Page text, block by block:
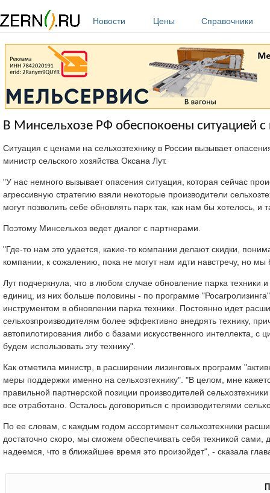
Новости
Цены Справочники
В Минсельхозе РФ обеспокоены ситуацией с
Ситуация с ценами на сельхозтехнику в России вызывает
министр сельского хозяйства Оксана Лут.
"У нас немного вызывает опасения ситуация, которая сейчас
агрессивную стратегию взяли некоторые производители
могут позволить себе обновлять парк так, как нам бы хотелось,
Поэтому Минсельхоз ведет диалог с партнерами.
"Где-то нам это удается, какие-то компании делают скидки,
компании, к сожалению, пока не могут нам идти навстречу, но
Лут подчеркнула, что в любом случае обновление парка техники
единиц, из них больше половины - по программе
инструментом в обновлении парка техники. Постоянно идет
сельхозпроизводителям более эффективно внедрять технику,
автопилотирования либо с базами искусственного
будем использовать эту технику".
Как отметила министр, в расширении лизинговых программ
меры поддержки именно на сельхозтехнику". "В целом, мне
правильной партнерской позиции производителей
все отработано. Осталось договориться с производителями
По ее словам, с каждым годом ассортимент сельхозтехники
достаточно скоро, мы сможем обеспечивать себя техникой
надеемся, что в ближайшее время это произойдет", - сказала